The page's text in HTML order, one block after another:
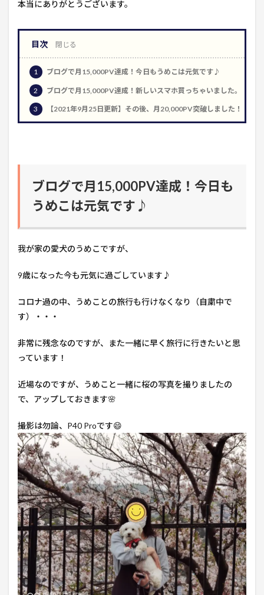
本当にありがとうございます。
目次
1 ブログで月15,000PV達成！今日もうめこは元気です♪
2 ブログで月15,000PV達成！新しいスマホ買っちゃいました。
3 【2021年9月25日更新】その後、月20,000PV突破しました！
ブログで月15,000PV達成！今日も
うめこは元気です♪
我が家の愛犬のうめこですが、
9歳になった今も元気に過ごしています♪
コロナ過の中、うめことの旅行も行けなくなり（自粛中で
す）・・・
非常に残念なのですが、また一緒に早く旅行に行きたいと思
っています！
近場なのですが、うめこと一緒に桜の写真を撮りましたの
で、アップしておきます🌸
撮影は勿論、P40 Proです😄